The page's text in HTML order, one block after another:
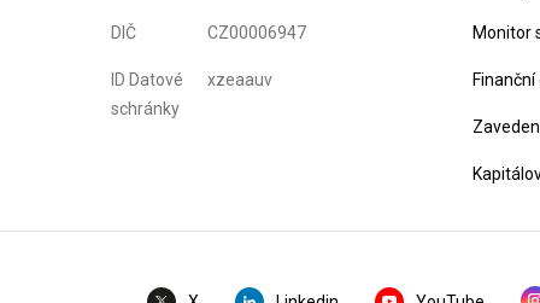
DIČ CZ00006947
ID Datové
schránky
xzeaauv
Monitor